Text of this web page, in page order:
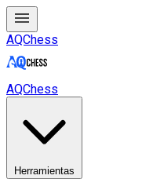
AQChess
AQChess
Herramientas